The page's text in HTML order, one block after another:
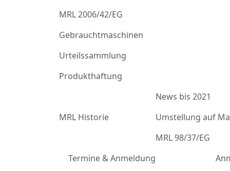
MRL 2006/42/EG
Gebrauchtmaschinen
Urteilssammlung
Produkthaftung
MRL Historie
News bis 2021
Umstellung auf
MRL 98/37/EG
Termine & Anmeldung